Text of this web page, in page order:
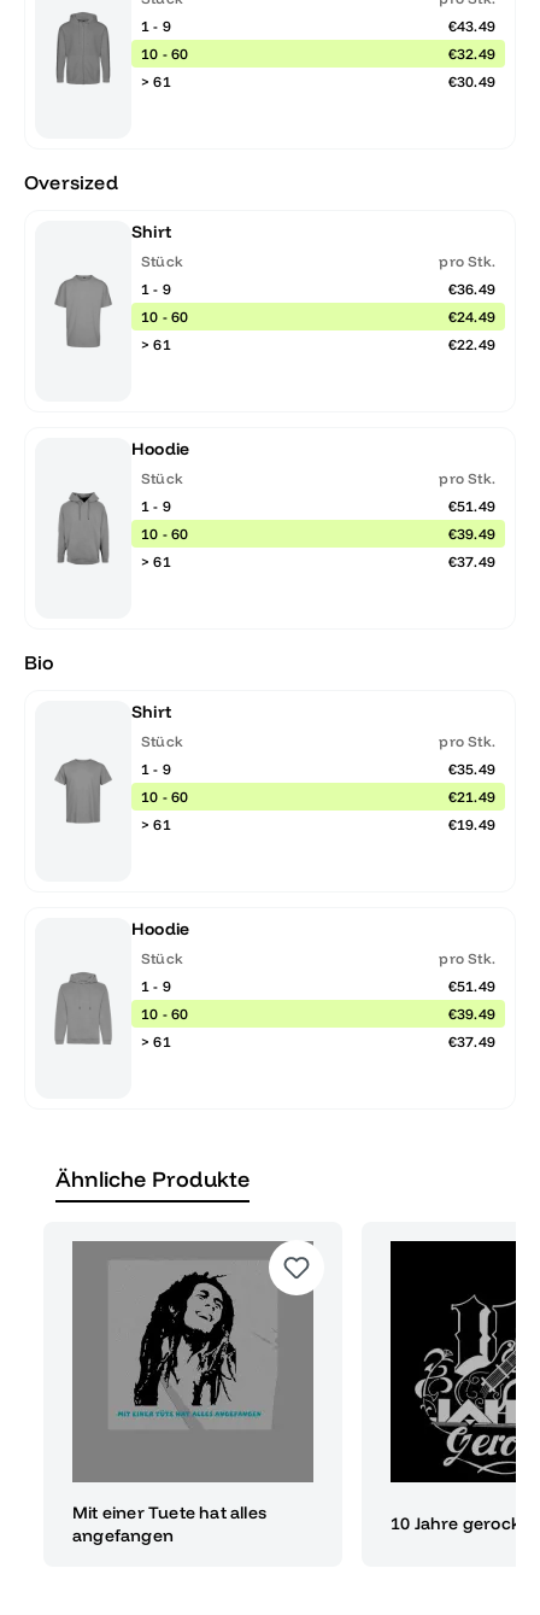
1 - 9
€43.49
10 - 60
€32.49
> 61
€30.49
Oversized
Shirt
Stück
pro Stk.
1 - 9
€36.49
10 - 60
€24.49
> 61
€22.49
Hoodie
Stück
pro Stk.
1 - 9
€51.49
10 - 60
€39.49
> 61
€37.49
Bio
Shirt
Stück
pro Stk.
1 - 9
€35.49
10 - 60
€21.49
> 61
€19.49
Hoodie
Stück
pro Stk.
1 - 9
€51.49
10 - 60
€39.49
> 61
€37.49
Ähnliche Produkte
Mit einer Tuete hat alles
angefangen
10 Jahre gerockt